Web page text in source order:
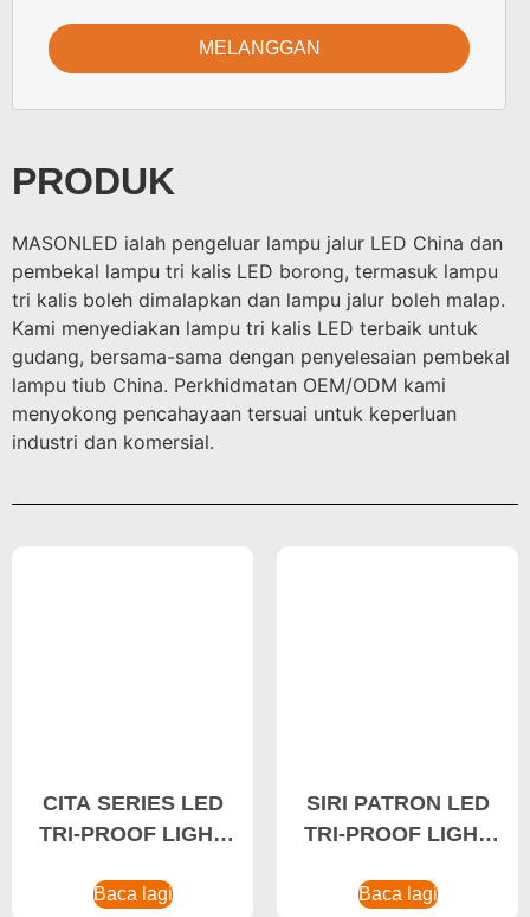
MELANGGAN
PRODUK
MASONLED ialah pengeluar lampu jalur LED China dan
pembekal lampu tri kalis LED borong, termasuk lampu
tri kalis boleh dimalapkan dan lampu jalur boleh malap.
Kami menyediakan lampu tri kalis LED terbaik untuk
gudang, bersama-sama dengan penyelesaian pembekal
lampu tiub China. Perkhidmatan OEM/ODM kami
menyokong pencahayaan tersuai untuk keperluan
industri dan komersial.
CITA SERIES LED
TRI-PROOF LIGHT
LED Light，Industrial
Baca lagi
SIRI PATRON LED
TRI-PROOF LIGHT
proof Terbaik, Lampu
Baca lagi